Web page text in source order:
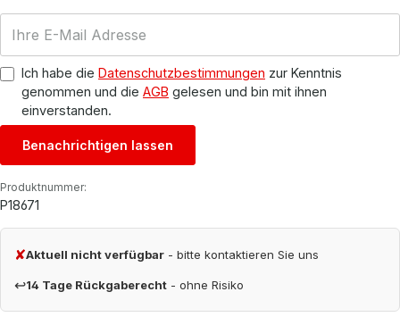
Ich habe die Datenschutzbestimmungen zur Kenntnis
genommen und die AGB gelesen und bin mit ihnen
einverstanden.
Benachrichtigen lassen
Produktnummer:
P18671
✘Aktuell nicht verfügbar - bitte kontaktieren Sie uns
↩14 Tage Rückgaberecht - ohne Risiko